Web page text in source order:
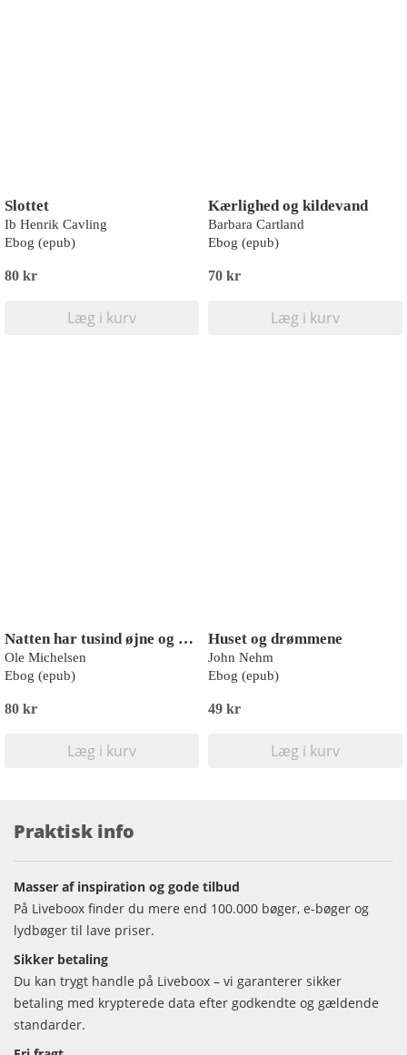
Slottet
Ib Henrik Cavling
Ebog (epub)
80 kr
Læg i kurv
Kærlighed og kildevand
Barbara Cartland
Ebog (epub)
70 kr
Læg i kurv
Natten har tusind øjne og andre historier
Ole Michelsen
Ebog (epub)
80 kr
Læg i kurv
Huset og drømmene
John Nehm
Ebog (epub)
49 kr
Læg i kurv
Praktisk info
Masser af inspiration og gode tilbud
På Liveboox finder du mere end 100.000 bøger, e-bøger og
lydbøger til lave priser.
Sikker betaling
Du kan trygt handle på Liveboox – vi garanterer sikker
betaling med krypterede data efter godkendte og gældende
standarder.